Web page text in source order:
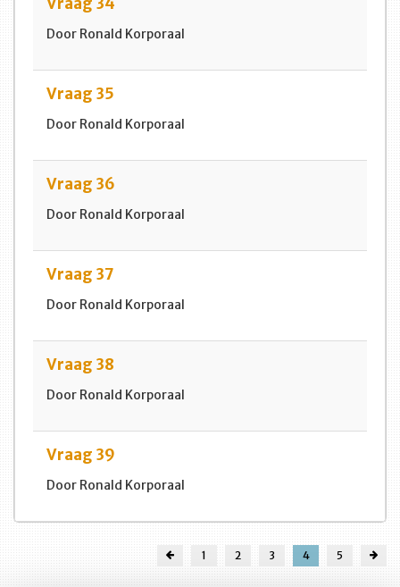
Door Ronald Korporaal
Vraag 35
Door Ronald Korporaal
Vraag 36
Door Ronald Korporaal
Vraag 37
Door Ronald Korporaal
Vraag 38
Door Ronald Korporaal
Vraag 39
Door Ronald Korporaal
1 2 3 4 5